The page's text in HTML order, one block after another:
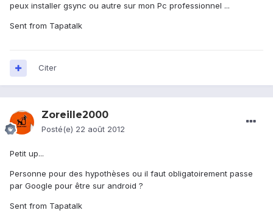
peux installer gsync ou autre sur mon Pc professionnel ...
Sent from Tapatalk
Citer
Zoreille2000
Posté(e) 22 août 2012
Petit up...
Personne pour des hypothèses ou il faut obligatoirement passe
par Google pour être sur android ?
Sent from Tapatalk